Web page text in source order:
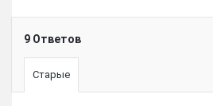
9 Ответов
Старые